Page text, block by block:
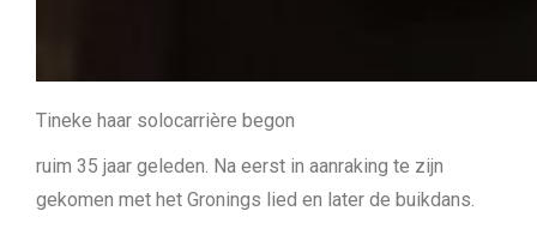
Tineke haar solocarrière begon
ruim 35 jaar geleden. Na eerst in aanraking te zijn
gekomen met het Gronings lied en later de buikdans.